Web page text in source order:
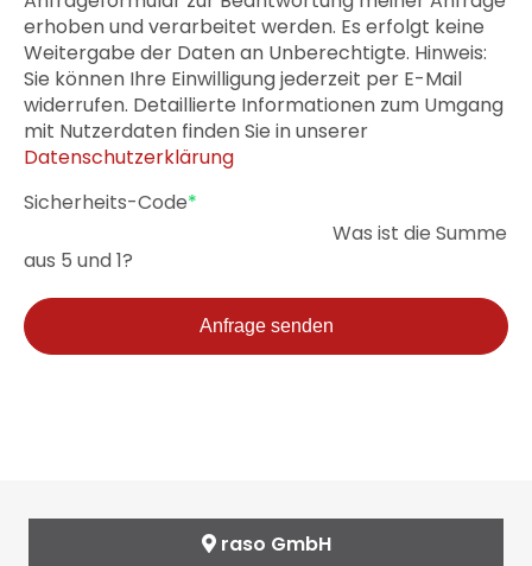
erhoben und verarbeitet werden. Es erfolgt keine
Weitergabe der Daten an Unberechtigte. Hinweis:
Sie können Ihre Einwilligung jederzeit per E-Mail
widerrufen. Detaillierte Informationen zum Umgang
mit Nutzerdaten finden Sie in unserer
Datenschutzerklärung
Pflichtfeld
Sicherheits-Code*
Was ist die Summe
aus 5 und 1?
Anfrage senden
raso GmbH